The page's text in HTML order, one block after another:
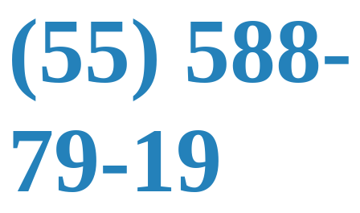
(55) 588-
79-19